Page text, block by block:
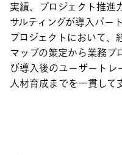
実績、プロジェクト推進
サルティングが導入パー
プロジェクトにおいて、
マップの策定から業務プ
び導入後のユーザートレ
人材育成までを一貫して